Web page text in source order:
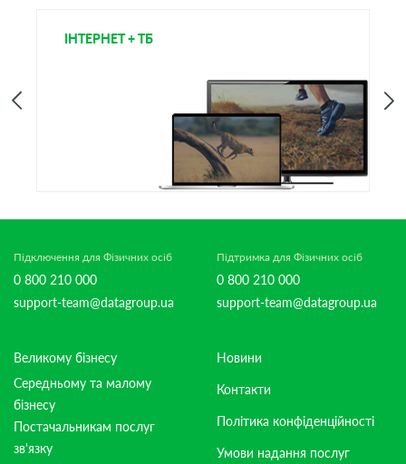
ІНТЕРНЕТ + ТБ
Підключення для Фізичних осіб
0 800 210 000
support-team@datagroup.ua
Підтримка для Фізичних осіб
0 800 210 000
support-team@datagroup.ua
Великому бізнесу
Середньому та малому
бізнесу
Постачальникам послуг
зв'язку
Новини
Контакти
Політика конфіденційності
Умови надання послуг